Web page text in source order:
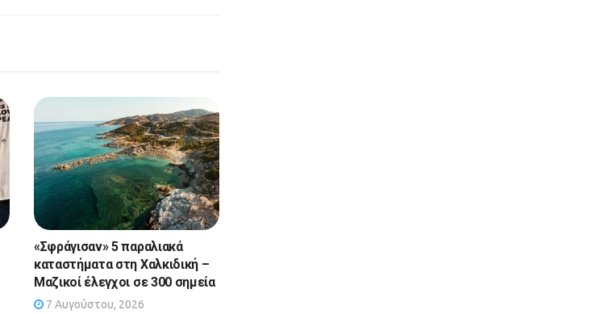
«Σφράγισαν» 5 παραλιακά
καταστήματα στη Χαλκιδική –
Μαζικοί έλεγχοι σε 300 σημεία
7 Αυγούστου, 2026